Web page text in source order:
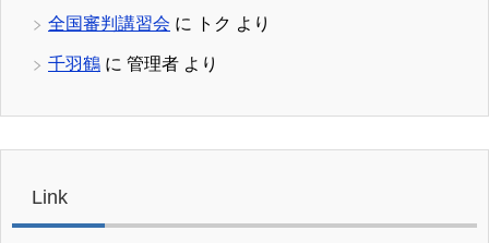
全国審判講習会 に トク より
千羽鶴 に 管理者 より
Link